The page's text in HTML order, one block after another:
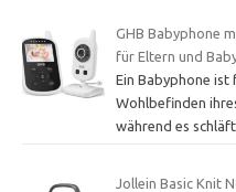
GHB Babyphone
für Eltern und
Ein Babyphone ist
Wohlbefinden
während es
Jollein Basic Knit